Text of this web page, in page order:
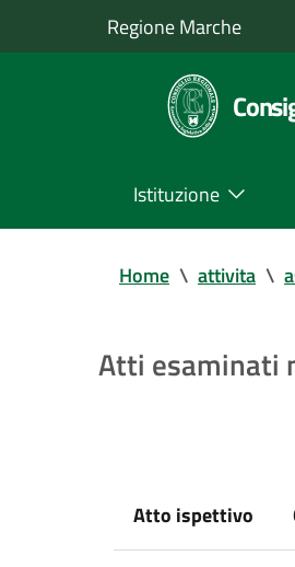
Regione Marche
Istituzione
Home \ attivita \
Atti esaminati
Atto ispettivo